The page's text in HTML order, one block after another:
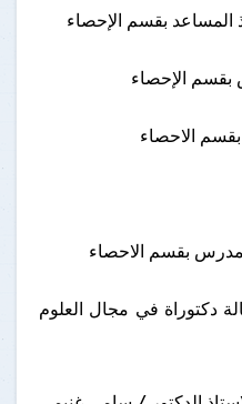
المساعد بقسم الإحصاء
الإحصاء
الاحصاء
بقسم الاحصاء
دكتوراة في مجال العلوم